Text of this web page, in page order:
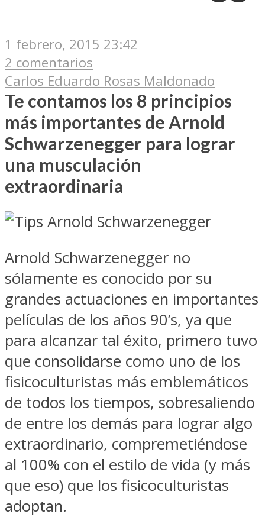
1 febrero, 2015 23:42
2 comentarios
Carlos Eduardo Rosas Maldonado
Te contamos los 8 principios
más importantes de Arnold
Schwarzenegger para lograr
una musculación
extraordinaria
Arnold Schwarzenegger no
sólamente es conocido por su
grandes actuaciones en importantes
películas de los años 90’s, ya que
para alcanzar tal éxito, primero tuvo
que consolidarse como uno de los
fisicoculturistas más emblemáticos
de todos los tiempos, sobresaliendo
de entre los demás para lograr algo
extraordinario, compremetiéndose
al 100% con el estilo de vida (y más
que eso) que los fisicoculturistas
adoptan.